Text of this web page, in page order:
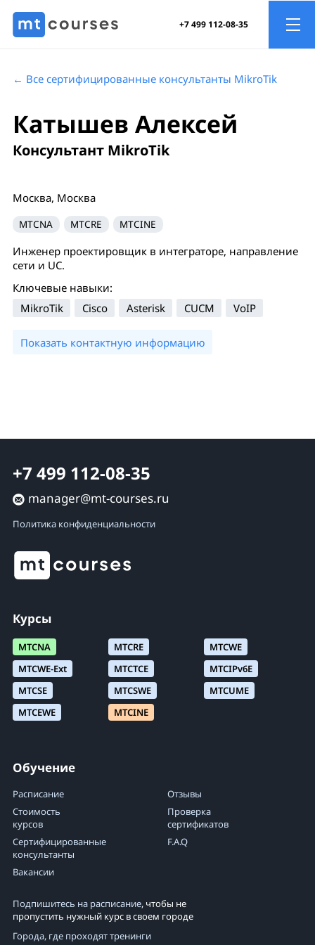
+7 499 112-08-35
← Все сертифицированные консультанты MikroTik
Катышев Алексей
Консультант MikroTik
Москва, Москва
MTCNA MTCRE MTCINE
Инженер проектировщик в интеграторе, направление
сети и UC.
Ключевые навыки:
MikroTik
Cisco Asterisk CUCM VoIP
Показать контактную информацию
+7 499 112-08-35
manager@mt-courses.ru
Политика конфиденциальности
Курсы
MTCNA MTCRE
MTCWE
MTCWE-Ext
MTCTCE
MTCIPv6E
MTCSE
MTCSWE
MTCUME
MTCEWE
MTCINE
Обучение
Расписание
Отзывы
Стоимость
курсов
Проверка
сертификатов
Сертифицированные
консультанты
F.A.Q
Вакансии
Подпишитесь на расписание, чтобы не
пропустить нужный курс в своем городе
Города, где проходят тренинги